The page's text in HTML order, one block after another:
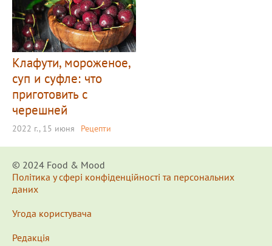
Клафути, мороженое,
суп и суфле: что
приготовить с
черешней
2022 г., 15 июня Рецепти
© 2024 Food & Мood
Політика у сфері конфіденційності та персональних
даних
Угода користувача
Редакція